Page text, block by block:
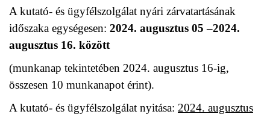
A kutató- és ügyfélszolgálat nyári zárvatartásának
időszaka egységesen: 2024. augusztus 05 –2024.
augusztus 16. között
(munkanap tekintetében 2024. augusztus 16-ig,
összesen 10 munkanapot érint).
A kutató- és ügyfélszolgálat nyitása: 2024. augusztus